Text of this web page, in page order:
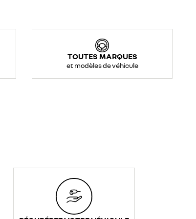
TOUTES MARQUES
et modèles de véhicule